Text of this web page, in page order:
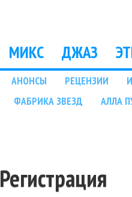
МИКС ДЖАЗ
АНОНСЫ РЕЦЕНЗИИ
ФАБРИКА ЗВЕЗД АЛЛА
Регистрация